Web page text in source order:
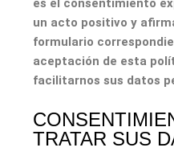
es el consentimiento
un acto positivo y
formulario
aceptación de esta
facilitarnos sus datos
TRATAR SUS